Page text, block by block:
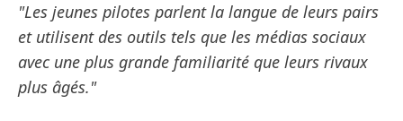
"Les jeunes pilotes parlent la langue de leurs pairs
et utilisent des outils tels que les médias sociaux
avec une plus grande familiarité que leurs rivaux
plus âgés."